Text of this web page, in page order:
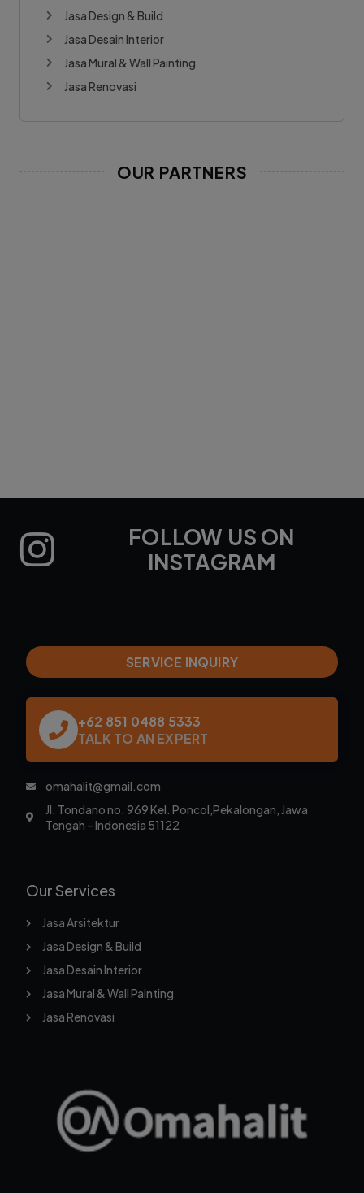
Jasa Design & Build
Jasa Desain Interior
Jasa Mural & Wall Painting
Jasa Renovasi
OUR PARTNERS
FOLLOW US ON
INSTAGRAM
Our Services
Jasa Arsitektur
Jasa Design & Build
Jasa Desain Interior
Jasa Mural & Wall Painting
Jasa Renovasi
SERVICE INQUIRY
+62 851 0488 5333
TALK TO AN EXPERT
omahalit@gmail.com
Jl. Tondano no. 969 Kel. Poncol,Pekalongan, Jawa
Tengah – Indonesia 51122